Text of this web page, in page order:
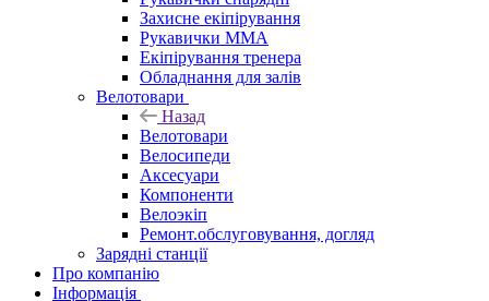
Захисне екіпірування
Рукавички ММА
Екіпірування тренера
Обладнання для залів
Велотовари
Назад
Велотовари
Велосипеди
Аксесуари
Компоненти
Велоэкіп
Ремонт.обслуговування, догляд
Зарядні станції
Про компанію
Інформація